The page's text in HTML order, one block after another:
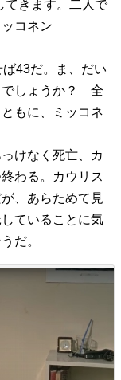
てきます。二人で
コネン
ば43だ。ま、だい
でしょうか？ 全
もに、ミッコネ
けなく死亡、カ
わる。カウリス
、あらためて見
ていることに気
だ。